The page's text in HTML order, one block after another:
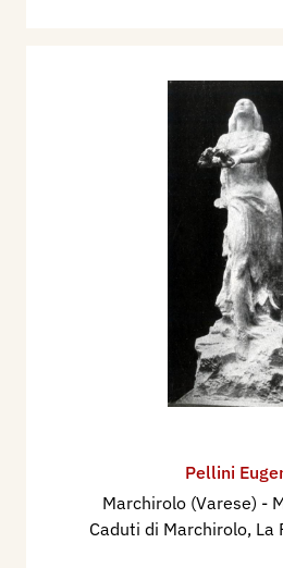
Pellini
Marchirolo (Varese) -
Caduti di Marchirolo, La